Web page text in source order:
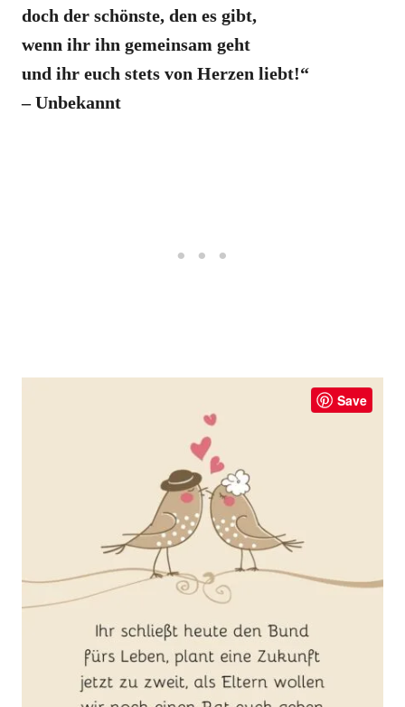
doch der schönste, den es gibt,
wenn ihr ihn gemeinsam geht
und ihr euch stets von Herzen liebt!“
– Unbekannt
Save